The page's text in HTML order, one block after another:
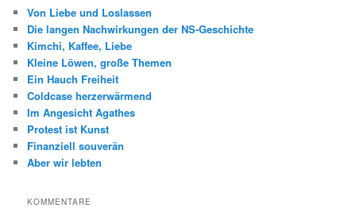
Von Liebe und Loslassen
Die langen Nachwirkungen der NS-Geschichte
Kimchi, Kaffee, Liebe
Kleine Löwen, große Themen
Ein Hauch Freiheit
Coldcase herzerwärmend
Im Angesicht Agathes
Protest ist Kunst
Finanziell souverän
Aber wir lebten
KOMMENTARE